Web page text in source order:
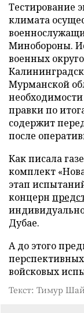
Тестирование
климата
Минобороны.
военных
Мурманской
правки по
содержит
после
Как писала
комплект
этап
концерн
Дубае.
А до этого
войсковых
Текст: Тимур